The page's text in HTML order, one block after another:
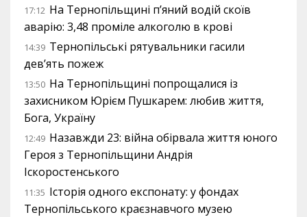
17:12 На Тернопільщині п’яний водій скоїв
аварію: 3,48 проміле алкоголю в крові
14:39 Тернопільські рятувальники гасили
дев’ять пожеж
13:50 На Тернопільщині попрощалися із
захисником Юрієм Пушкарем: любив життя,
Бога, Україну
12:49 Назавжди 23: війна обірвала життя юного
Героя з Тернопільщини Андрія
Іскоростенського
11:35 Історія одного експонату: у фондах
Тернопільського краєзнавчого музею